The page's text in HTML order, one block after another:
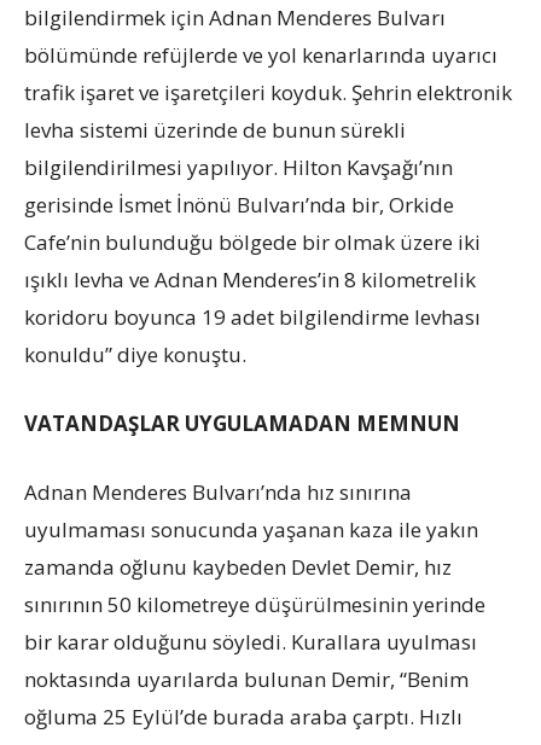
bilgilendirmek için Adnan Menderes Bulvarı
bölümünde refüjlerde ve yol kenarlarında uyarıcı
trafik işaret ve işaretçileri koyduk. Şehrin elektronik
levha sistemi üzerinde de bunun sürekli
bilgilendirilmesi yapılıyor. Hilton Kavşağı’nın
gerisinde İsmet İnönü Bulvarı’nda bir, Orkide
Cafe’nin bulunduğu bölgede bir olmak üzere iki
ışıklı levha ve Adnan Menderes’in 8 kilometrelik
koridoru boyunca 19 adet bilgilendirme levhası
konuldu” diye konuştu.
VATANDAŞLAR UYGULAMADAN MEMNUN
Adnan Menderes Bulvarı’nda hız sınırına
uyulmaması sonucunda yaşanan kaza ile yakın
zamanda oğlunu kaybeden Devlet Demir, hız
sınırının 50 kilometreye düşürülmesinin yerinde
bir karar olduğunu söyledi. Kurallara uyulması
noktasında uyarılarda bulunan Demir, “Benim
oğluma 25 Eylül’de burada araba çarptı. Hızlı